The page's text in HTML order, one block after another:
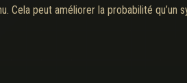
Cela peut améliorer la probabilité qu’un